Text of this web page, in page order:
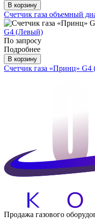
В корзину
Счетчик газа объемный
G4 (Левый)
По запросу
Подробнее
В корзину
Счетчик газа «Принц»
Продажа газового